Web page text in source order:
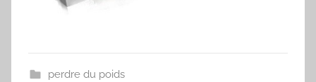
perdre du poids